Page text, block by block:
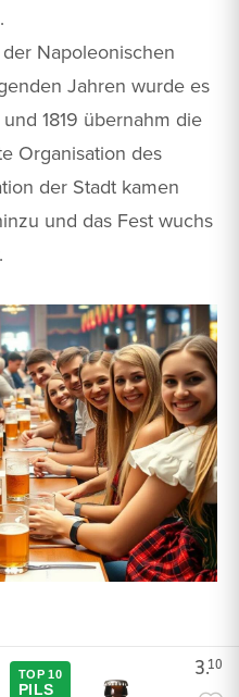
Napoleonischen
Jahren wurde es
1819 übernahm die
Organisation des
der Stadt kamen
und das Fest wuchs
3.10
TOP 10
PILS